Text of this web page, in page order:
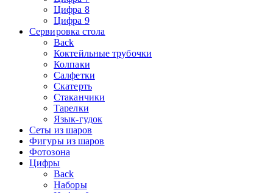
Цифра 8
Цифра 9
Сервировка стола
Back
Коктейльные трубочки
Колпаки
Салфетки
Скатерть
Стаканчики
Тарелки
Язык-гудок
Сеты из шаров
Фигуры из шаров
Фотозона
Цифры
Back
Наборы